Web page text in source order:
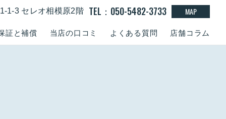
証と補償 当店の口コミ よくある質問 店舗コラム
1-3 セレオ相模原2階 TEL：050-5482-3733 MAP